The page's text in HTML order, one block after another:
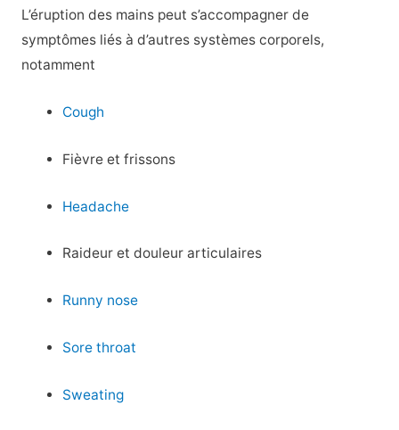
L’éruption des mains peut s’accompagner de
symptômes liés à d’autres systèmes corporels,
notamment
Cough
Fièvre et frissons
Headache
Raideur et douleur articulaires
Runny nose
Sore throat
Sweating